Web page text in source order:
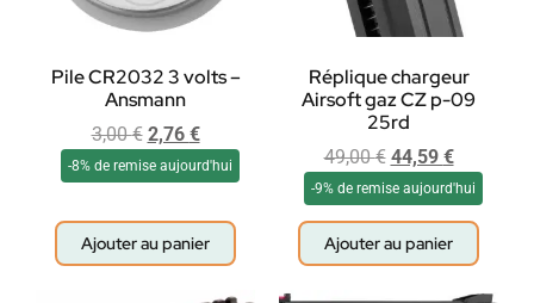
Pile CR2032 3 volts –
Ansmann
3,00€ 2,76 €
-8% de remise aujourd'hui
Ajouter au panier
Réplique chargeur
Airsoft gaz CZ p-09
25rd
49,00€ 44,59 €
-9% de remise aujourd'hui
Ajouter au panier